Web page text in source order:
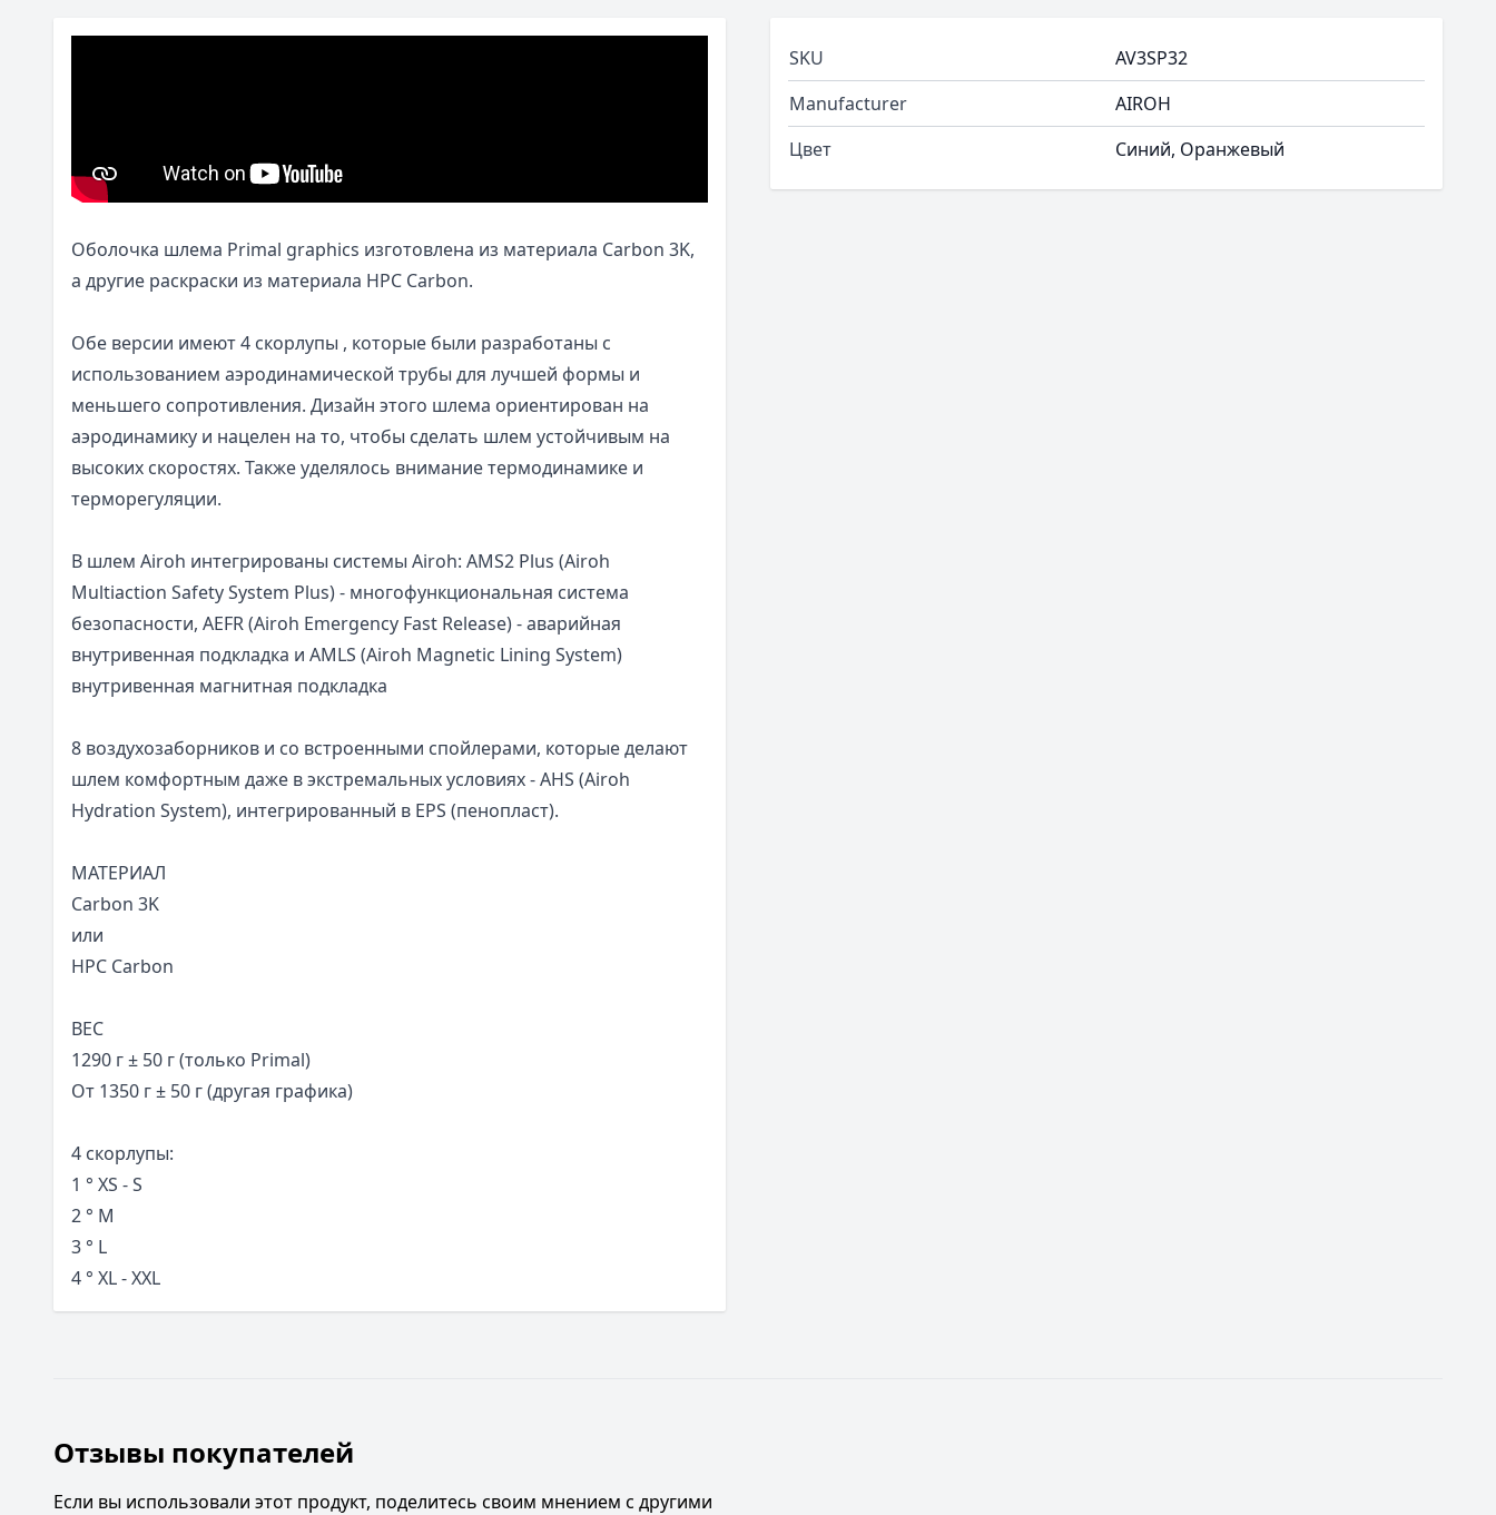
Оболочка шлема Primal graphics изготовлена ​​из материала Carbon 3K,
а другие раскраски из материала HPC Carbon.
Обе версии имеют 4 скорлупы , которые были разработаны с
использованием аэродинамической трубы для лучшей формы и
меньшего сопротивления. Дизайн этого шлема ориентирован на
аэродинамику и нацелен на то, чтобы сделать шлем устойчивым на
высоких скоростях. Также уделялось внимание термодинамике и
терморегуляции.
В шлем Airoh интегрированы системы Airoh: AMS2 Plus (Airoh
Multiaction Safety System Plus) - многофункциональная система
безопасности, AEFR (Airoh Emergency Fast Release) - аварийная
внутривенная подкладка и AMLS (Airoh Magnetic Lining System)
внутривенная магнитная подкладка
8 воздухозаборников и со встроенными спойлерами, которые делают
шлем комфортным даже в экстремальных условиях - AHS (Airoh
Hydration System), интегрированный в EPS (пенопласт).
МАТЕРИАЛ
Carbon 3K
или
HPC Carbon
ВЕС
1290 г ± 50 г (только Primal)
От 1350 г ± 50 г (другая графика)
4 скорлупы:
1 ° XS - S
2 ° М
3 ° L
4 ° XL - XXL
SKU
AV3SP32
Manufacturer
AIROH
Цвет
Синий, Oранжевый
Отзывы покупателей
Если вы использовали этот продукт, поделитесь своим мнением с другими